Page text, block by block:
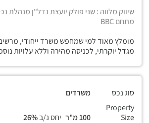
שיווק מלווה : שני פולק יועצת נדל"ן מנהלת
מתחם BBC
מומלץ מאוד למי שמחפש משרד ייחודי,
מגדל יוקרתי, לכניסה מהירה וללא עלויות
סוג נכס
משרדים
Property
Size
יחס נ/ב